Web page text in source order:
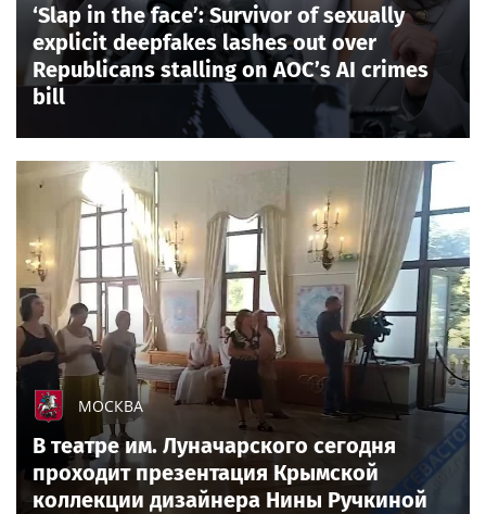
‘Slap in the face’: Survivor of sexually
explicit deepfakes lashes out over
Republicans stalling on AOC’s AI crimes
bill
МОСКВА
В театре им. Луначарского сегодня
проходит презентация Крымской
коллекции дизайнера Нины Ручкиной